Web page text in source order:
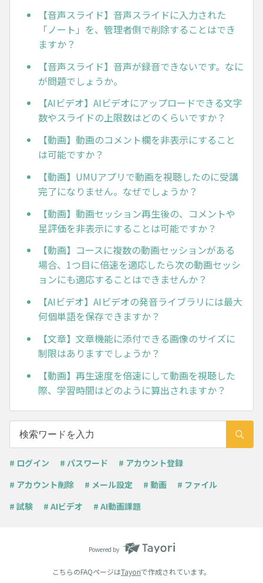
【音声スライド】音声スライドに入力された
「ノート」を、管理者側で削除することはでき
ますか？
【音声スライド】音声が録音できないです。なに
が問題でしょうか。
【AIビデオ】AIビデオにアップロードできる文字
数やスライドの上限数はどのくらいですか？
【動画】動画のコメント欄を非表示にすること
は可能ですか？
【動画】UMUアプリで動画を視聴したのに受講
完了になりません。なぜでしょうか？
【動画】動画セッション再生後の、コメントや
星評価を非表示にすることは可能ですか？
【動画】コースに複数の動画セッションがある
場合、1つ目に倍速を適応したら次の動画セッシ
ョンにも適応することはできませんか？
【AIビデオ】AIビデオの発音ライブラリには最大
何個単語を保存できますか？
【文章】文章機能に添付できる画像のサイズに
制限はありますでしょうか？
【動画】再生速度を倍速にして動画を視聴した
際、学習時間はどのように算出されますか？
# ログイン # パスワード
# アカウント登録
# アカウント削除
# メール設定 # 動画
# ファイル
# 試験
# AIビデオ # AI動画課題
Powered by
こちらのFAQページはTayoriで作成されています。